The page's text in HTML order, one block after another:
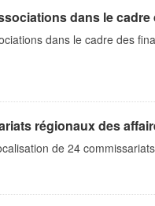
dans le
dans le cadre des
régionaux des
de 24